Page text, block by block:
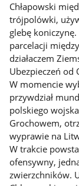
Chłapowski
trójpolówki,
glebę
parcelacji
działaczem
Ubezpieczeń od
W momencie
przywdział
polskiego
Grochowem,
wyprawie na
W trakcie
ofensywny,
zwierzchników.